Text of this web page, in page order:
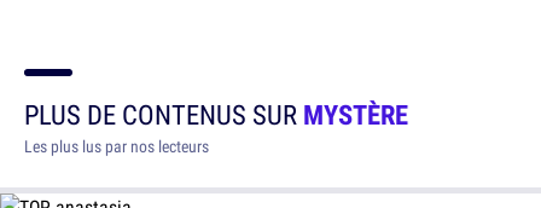
PLUS DE CONTENUS SURMYSTÈRE
Les plus lus par nos lecteurs